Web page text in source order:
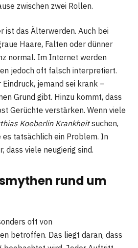
zwischen zwei Rollen.
ist das Älterwerden. Auch bei
Haare, Falten oder dünner
normal. Im Internet werden
jedoch oft falsch interpretiert.
jemand sei krank –
Grund gibt. Hinzu kommt, dass
Gerüchte verstärken. Wenn viele
Koeberlin Krankheitsuchen,
tatsächlich ein Problem. In
dass viele neugierig sind.
rund um
oft von
betroffen. Das liegt daran, dass